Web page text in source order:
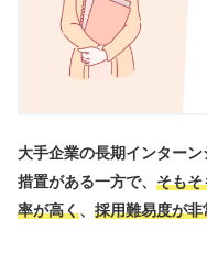
大手企業の長期インター
措置がある一方で、 そもそ
率が高く、 採用難易度が